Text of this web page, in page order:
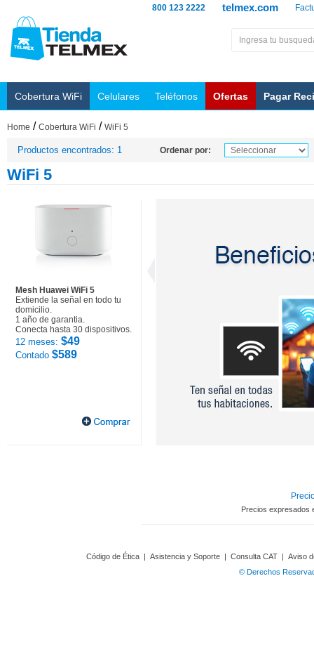
telmex.com
800 123 2222
Cobertura WiFi Celulares Teléfonos Ofertas Pagar
Home / Cobertura WiFi / WiFi 5
Productos encontrados: 1 Ordenar por:
WiFi 5
Mesh Huawei WiFi 5
Extiende la señal en todo tu
domicilio.
1 año de garantia.
Conecta hasta 30 dispositivos.
12 meses: $49
Contado $589
Precios expresados
Código de Ética | Asistencia y Soporte | Consulta CAT | Aviso
© Derechos